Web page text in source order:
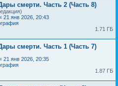
смерти. Часть 2 (Часть 8)
21 янв 2026, 20:43
1.71 ГБ
смерти. Часть 1 (Часть 7)
21 янв 2026, 20:35
1.87 ГБ